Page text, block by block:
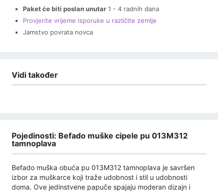
Paket će biti poslan unutar 1 - 4 radnih dana
Provjerite vrijeme isporuke u različite zemlje
Jamstvo povrata novca
Vidi također
Pojedinosti: Befado muške cipele pu 013M312
tamnoplava
Befado muška obuća pu 013M312 tamnoplava je savršen
izbor za muškarce koji traže udobnost i stil u udobnosti
doma. Ove jedinstvene papuče spajaju moderan dizajn i